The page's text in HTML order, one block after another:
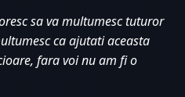
sa va multumesc tuturor
ca ajutati aceasta
fara voi nu am fi o